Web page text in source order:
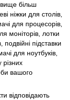
більш
ніжки для столів,
для процесорів,
моніторів, лотки
подвійні підставки
для ноутбуків,
різних
вашого
відповідають